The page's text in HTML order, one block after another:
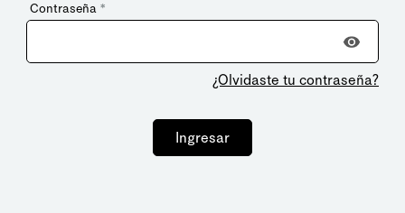
Contraseña *
¿Olvidaste tu contraseña?
Ingresar